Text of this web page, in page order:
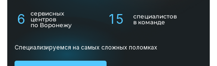
6
сервисных
центров
по Воронежу
15
специалистов
в команде
Специализируемся на самых сложных поломках